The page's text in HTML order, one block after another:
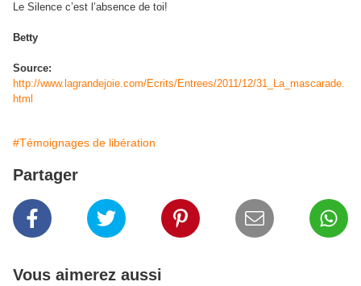
Le Silence c’est l’absence de toi!
Betty
Source:
http://www.lagrandejoie.com/Ecrits/Entrees/2011/12/31_La_mascarade.
html
#Témoignages de libération
Partager
Vous aimerez aussi